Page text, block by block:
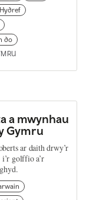
Hydref
do
a mwynhau
Gymru
ar daith drwy’r
golffio a’r